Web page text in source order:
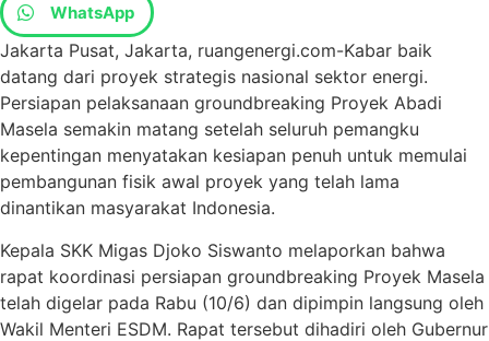
WhatsApp
Jakarta Pusat, Jakarta, ruangenergi.com-Kabar baik
datang dari proyek strategis nasional sektor energi.
Persiapan pelaksanaan groundbreaking Proyek Abadi
Masela semakin matang setelah seluruh pemangku
kepentingan menyatakan kesiapan penuh untuk memulai
pembangunan fisik awal proyek yang telah lama
dinantikan masyarakat Indonesia.
Kepala SKK Migas Djoko Siswanto melaporkan bahwa
rapat koordinasi persiapan groundbreaking Proyek Masela
telah digelar pada Rabu (10/6) dan dipimpin langsung oleh
Wakil Menteri ESDM. Rapat tersebut dihadiri oleh Gubernur